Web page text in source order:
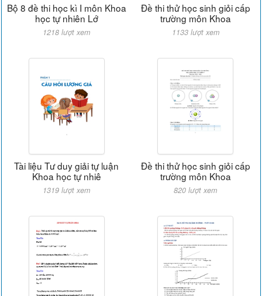
Bộ 8 đề thi học kì I môn Khoa
học tự nhiên Lớ
1218 lượt xem
Đề thi thử học sinh giỏi cấp
trường môn Khoa
1133 lượt xem
Tài liệu Tư duy giải tự luận
Khoa học tự nhiê
1319 lượt xem
Đề thi thử học sinh giỏi cấp
trường môn Khoa
820 lượt xem